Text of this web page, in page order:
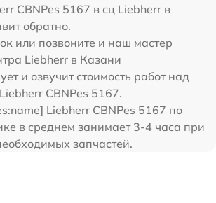
CBNPes 5167 в сц Liebherr в
обратно.
или позвоните и наш мастер
Liebherr в Казани
и озвучит стоимость работ над
CBNPes 5167.
Liebherr CBNPes 5167 по
в среднем занимает 3-4 часа при
запчастей.